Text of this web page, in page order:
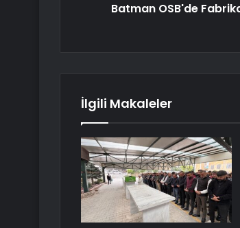
Batman OSB'de
İlgili Makaleler